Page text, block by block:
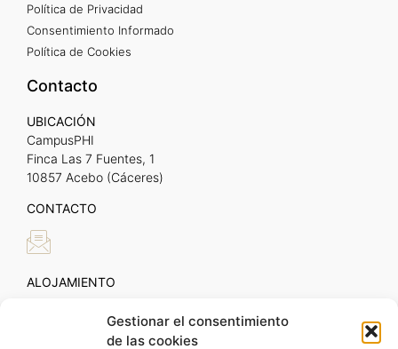
Gestionar el consentimiento
de las cookies
Política de Privacidad
Consentimiento Informado
Política de Cookies
Contacto
UBICACIÓN
CampusPHI
Finca Las 7 Fuentes, 1
10857 Acebo (Cáceres)
CONTACTO
ALOJAMIENTO